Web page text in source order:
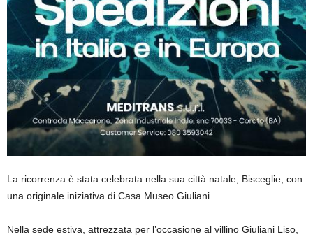
La ricorrenza è stata celebrata nella sua città natale, Bisceglie, con
una originale iniziativa di Casa Museo Giuliani.
Nella sede estiva, attrezzata per l’occasione al villino Giuliani Liso,